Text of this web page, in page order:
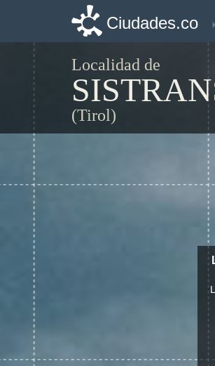
Ciudades.co
Localidad de
(Tirol)
Ciudades.co